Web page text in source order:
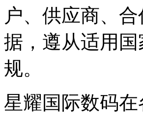
户、供应商
据，遵从适
规。
星耀国际数码在各